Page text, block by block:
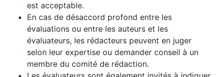
est acceptable.
En cas de désaccord profond entre les
évaluations ou entre les auteurs et les
évaluateurs, les rédacteurs peuvent en juger
selon leur expertise ou demander conseil à un
membre du comité de rédaction.